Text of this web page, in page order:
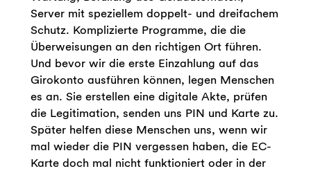
Server mit speziellem doppelt- und dreifachem
Schutz. Komplizierte Programme, die die
Überweisungen an den richtigen Ort führen.
Und bevor wir die erste Einzahlung auf das
Girokonto ausführen können, legen Menschen
es an. Sie erstellen eine digitale Akte, prüfen
die Legitimation, senden uns PIN und Karte zu.
Später helfen diese Menschen uns, wenn wir
mal wieder die PIN vergessen haben, die EC-
Karte doch mal nicht funktioniert oder in der